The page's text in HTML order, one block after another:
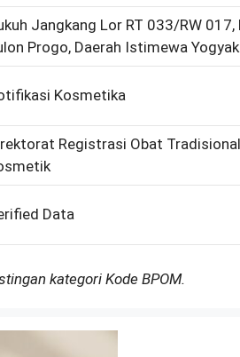
Jangkang Lor RT 033/RW
Progo, Daerah Istimewa
Kosmetika
Registrasi Obat
Data
kategori Kode BPOM.